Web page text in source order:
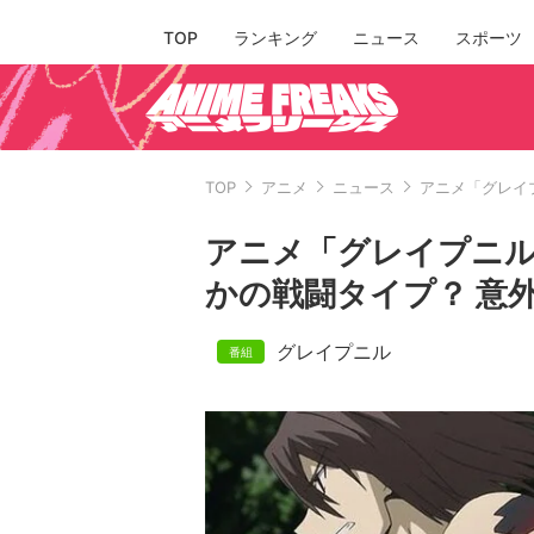
TOP ランキング ニュース スポーツ
TOP アニメ ニュース アニメ「グレ
アニメ「グレイプニ
かの戦闘タイプ？ 意
グレイプニル